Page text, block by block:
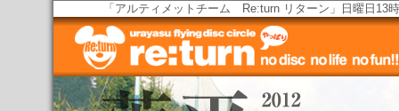
「アルティメットチーム Re:turn リターン」日曜日13